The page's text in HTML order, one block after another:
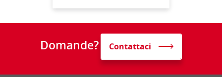
Domande? Contattaci